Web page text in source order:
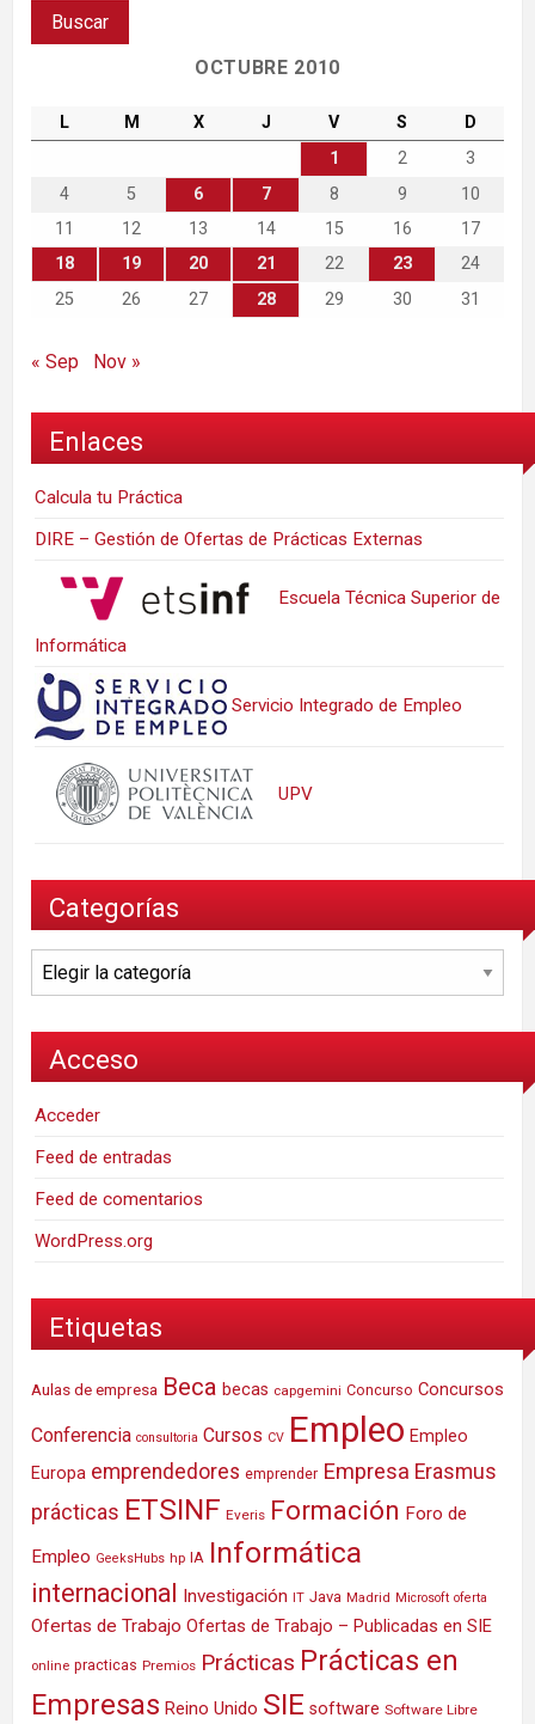
OCTUBRE 2010
L M X J V S
D
1
2
3
4
5 6 7 8 9
10
11
12 13 14 15 16
17
18
19 20 21 22 23
24
25
26 27 28 29 30 31
« Sep Nov »
Enlaces
Calcula tu Práctica
DIRE – Gestión de Ofertas de Prácticas Externas
Escuela Técnica Superior de
Informática
Servicio Integrado de Empleo
UPV
Categorías
Categorías
Acceso
Acceder
Feed de entradas
Feed de comentarios
WordPress.org
Etiquetas
Aulas de empresa Beca becas capgemini Concurso Concursos
Conferencia consultoria Cursos CV Empleo Empleo
Europa emprendedores emprender Empresa Erasmus
prácticas ETSINF Everis Formación Foro de
Empleo GeeksHubs hp IA Informática
internacional Investigación IT Java Madrid Microsoft oferta
Ofertas de Trabajo Ofertas de Trabajo – Publicadas en SIE
online practicas Premios Prácticas Prácticas en
Empresas Reino Unido SIE software Software Libre